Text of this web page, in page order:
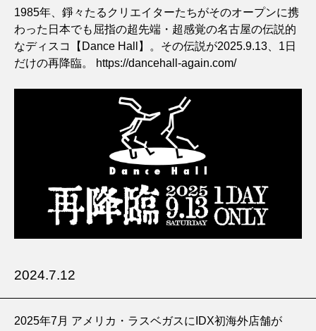
1985年、錚々たるクリエイターたちがそのオープンに携
わった日本でも屈指の超先端・超感覚の名古屋の伝説的
なディスコ【Dance Hall】。その伝説が2025.9.13、1日
だけの再降臨。
https://dancehall-again.com/
2024.7.12
2025年7月 アメリカ・ラスベガスにIDX初海外店舗が